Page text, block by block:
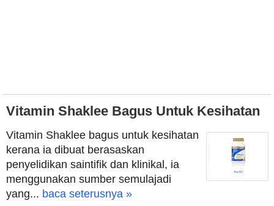
Vitamin Shaklee Bagus Untuk Kesihatan
Vitamin Shaklee bagus untuk kesihatan
kerana ia dibuat berasaskan
penyelidikan saintifik dan klinikal, ia
menggunakan sumber semulajadi
yang... baca seterusnya »